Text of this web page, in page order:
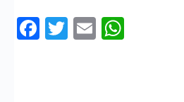
Facebook
Twitter
Email